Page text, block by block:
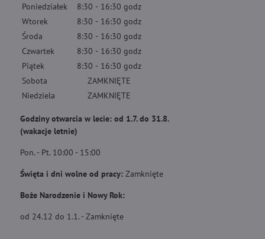
Poniedziałek 8:30 - 16:30 godz
Wtorek
8:30 - 16:30 godz
Środa
8:30 - 16:30 godz
Czwartek
8:30 - 16:30 godz
Piątek
8:30 - 16:30 godz
Sobota
ZAMKNIĘTE
Niedziela
ZAMKNIĘTE
Godziny otwarcia w lecie: od 1.7. do 31.8.
(wakacje letnie)
Pon. - Pt. 10:00 - 15:00
Święta i dni wolne od pracy:Zamknięte
Boże Narodzenie i Nowy Rok:
od 24.12 do 1.1. - Zamknięte